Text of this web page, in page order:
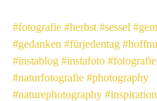
#fotografie #herbst #sessel
#gedanken #fürjedentag
#instablog #instafoto #fotografie
#naturfotografie #photography
#naturephotography #inspiration